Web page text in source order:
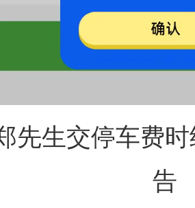
先生交停车费
告